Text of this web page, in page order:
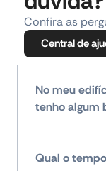
Confira as
Central de
No meu
tenho algum
Qual o